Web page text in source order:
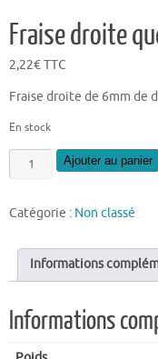
Fraise droite
2,22€TTC
Fraise droite de 6mm de
En stock
quantité
de
droite
mm
6
Ajouter au panier
Catégorie : Non classé
Informations
Informations